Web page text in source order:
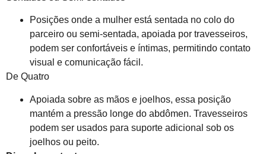
Posições onde a mulher está sentada no colo do
parceiro ou semi-sentada, apoiada por travesseiros,
podem ser confortáveis e íntimas, permitindo contato
visual e comunicação fácil.
De Quatro
Apoiada sobre as mãos e joelhos, essa posição
mantém a pressão longe do abdômen. Travesseiros
podem ser usados para suporte adicional sob os
joelhos ou peito.